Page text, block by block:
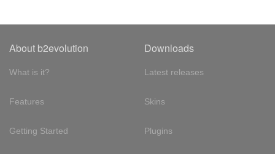
About b2evolution
What is it?
Features
Getting Started
Downloads
Latest releases
Skins
Plugins